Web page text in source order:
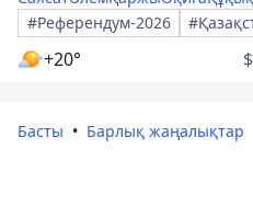
#Референдум-2026
+20° $
Басты Барлық жаңалықтар